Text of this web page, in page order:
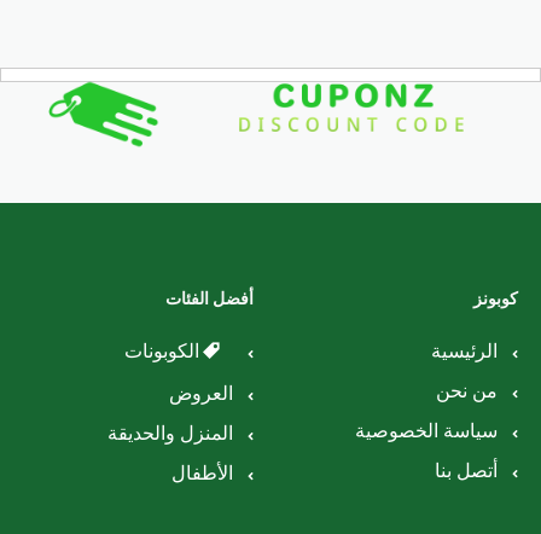
كوبونز
الرئيسية
من نحن
سياسة الخصوصية
أتصل بنا
أفضل الفئات
الكوبونات
العروض
المنزل والحديقة
الأطفال